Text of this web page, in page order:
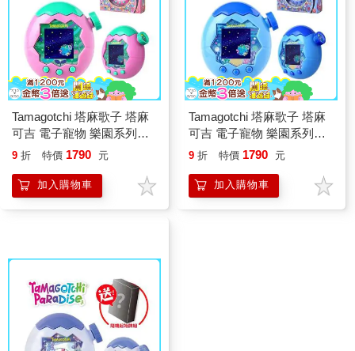
Tamagotchi 塔麻歌子 塔麻
可吉 電子寵物 樂園系列
（粉紅之地）
9 折 特價 1790 元
加入購物車
Tamagotchi 塔麻歌子 塔麻
可吉 電子寵物 樂園系列
（藍色水域）
9 折 特價 1790 元
加入購物車